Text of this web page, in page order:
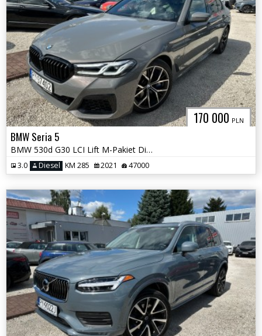
170 000 PLN
BMW Seria 5
BMW 530d G30 LCI Lift M-Pakiet Diesel
3.0 Diesel KM 285 2021 47000